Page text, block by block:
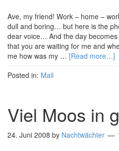
Ave, my friend! Work – home –
dull and boring… but here is the
dear voice… And the day
that you are waiting for me and
me how was my … [Read more…]
Posted in: Mail
Viel Moos in
24. Juni 2008 by Nachtwächter